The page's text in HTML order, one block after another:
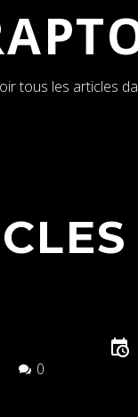
tous les articles
0